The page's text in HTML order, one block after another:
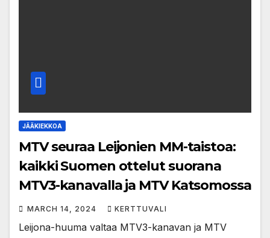
JÄÄKIEKKOA
MTV seuraa Leijonien MM-taistoa:
kaikki Suomen ottelut suorana
MTV3-kanavalla ja MTV Katsomossa
MARCH 14, 2024 KERTTUVALI
Leijona-huuma valtaa MTV3-kanavan ja MTV